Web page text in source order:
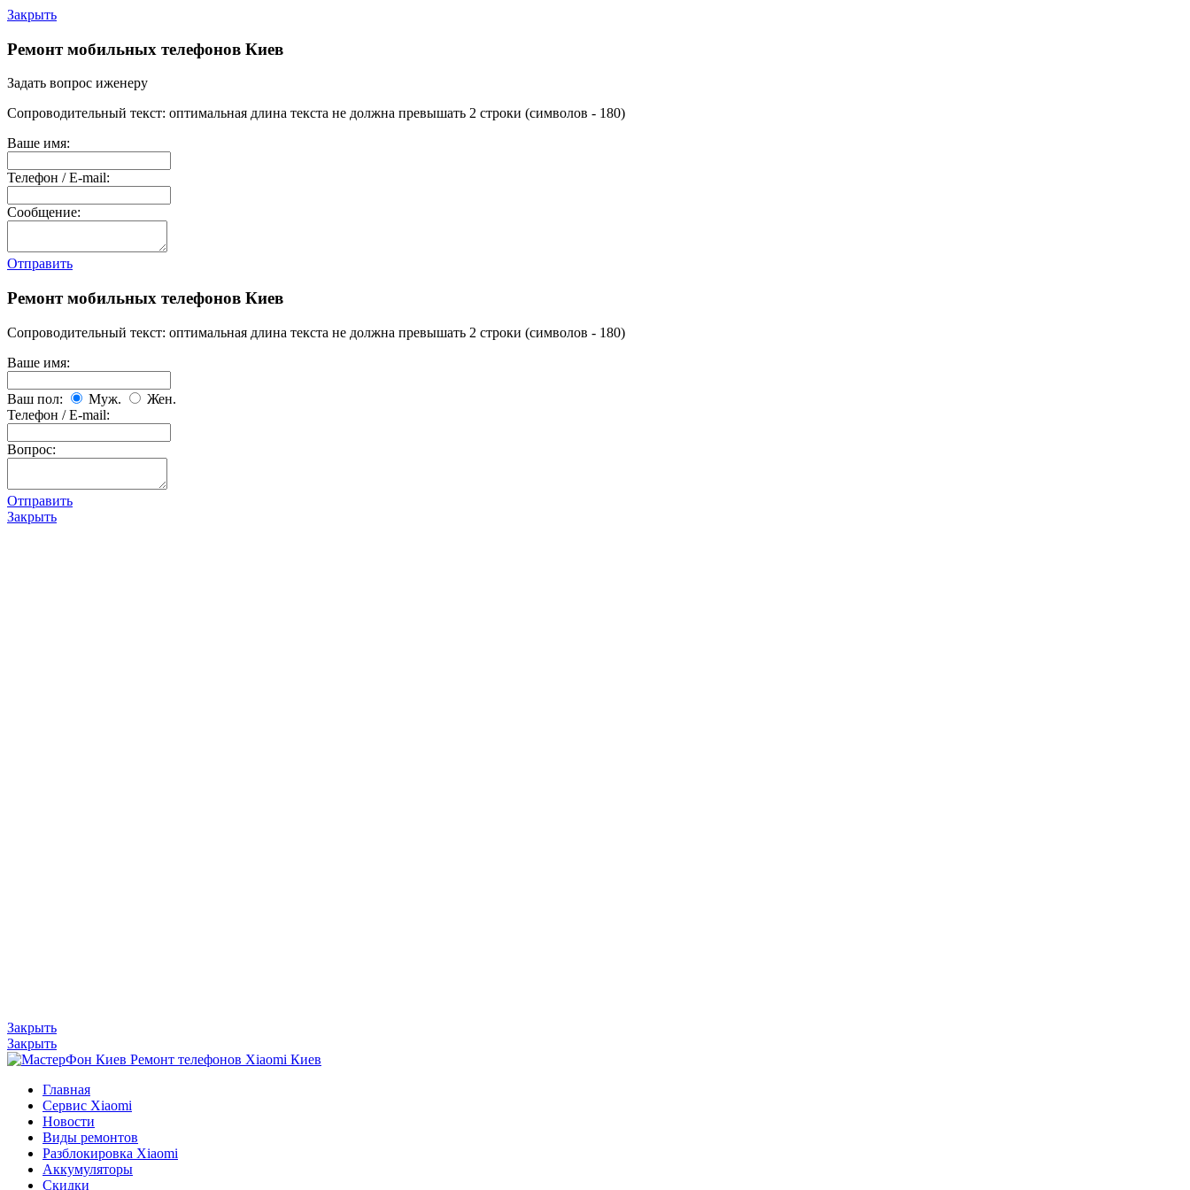
Закрыть
Ремонт мобильных телефонов Киев
Задать вопрос иженеру
Сопроводительный текст: оптимальная длина текста не должна превышать 2 строки (символов - 180)
Ваше имя:
Телефон / E-mail:
Сообщение:
Отправить
Ремонт мобильных телефонов Киев
Сопроводительный текст: оптимальная длина текста не должна превышать 2 строки (символов - 180)
Ваше имя:
Ваш пол: Муж.
Жен.
Телефон / E-mail:
Вопрос:
Отправить
Закрыть
Закрыть
Закрыть
Главная
Сервис Xiaomi
Новости
Виды ремонтов
Разблокировка Xiaomi
Аккумуляторы
Скидки